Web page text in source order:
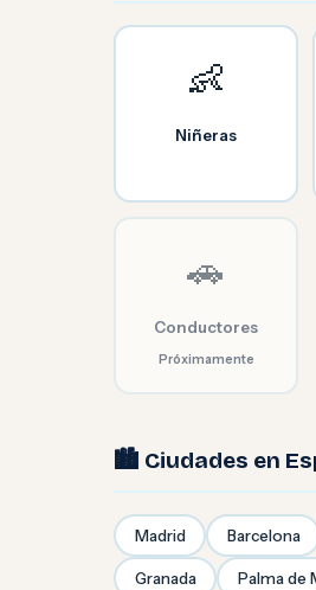
👶
Niñeras
🚗
Conductores
Próximamente
🏙️ Ciudades en
Madrid Barcelona
Granada Palma de